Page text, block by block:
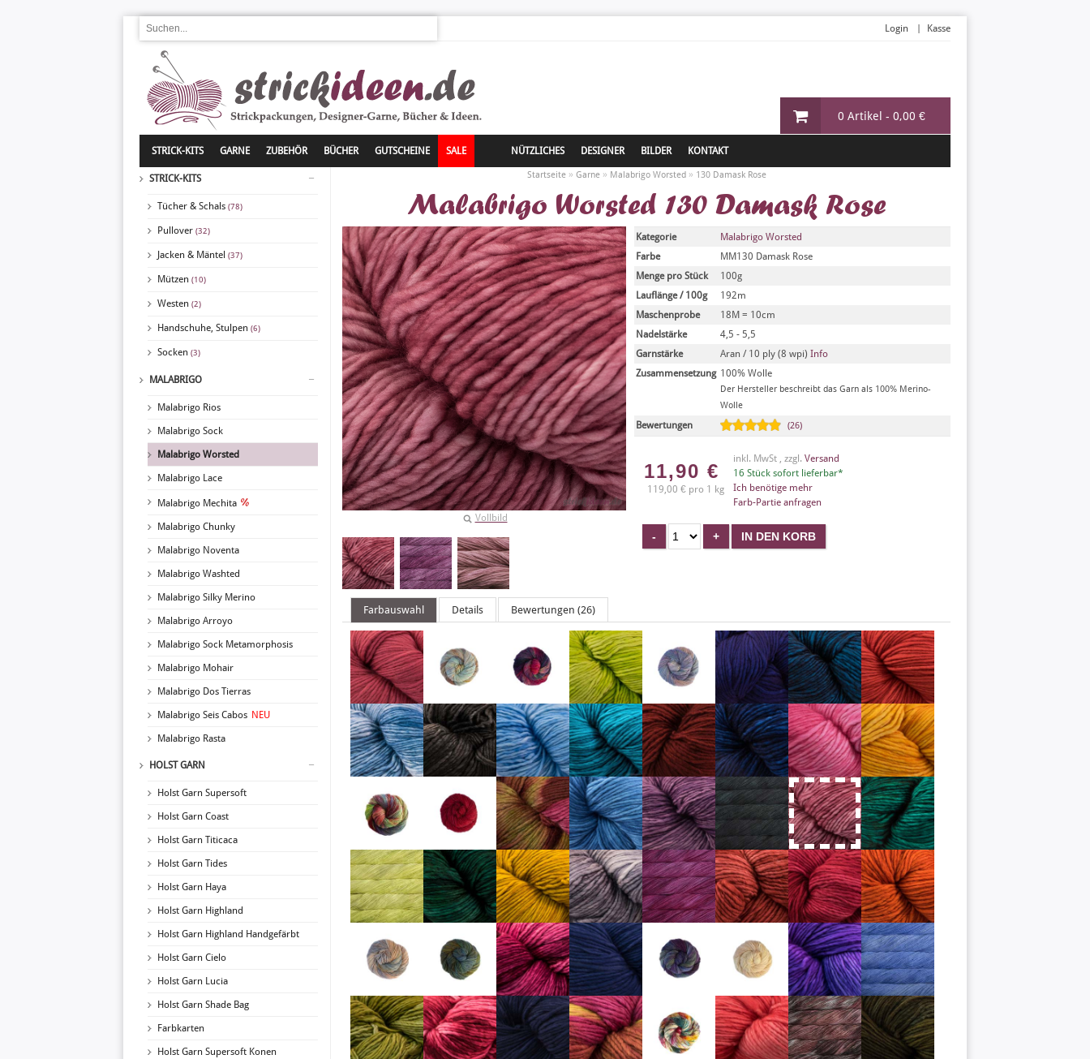
0 Artikel - 0,00 €
Login Kasse
STRICK-KITS GARNE ZUBEHÖR BÜCHER GUTSCHEINE SALE NÜTZLICHES DESIGNER BILDER KONTAKT
STRICK-KITS
Tücher & Schals (78)
Pullover (32)
Jacken & Mäntel (37)
Mützen (10)
Westen (2)
Handschuhe, Stulpen (6)
Socken (3)
MALABRIGO
Malabrigo Rios
Malabrigo Sock
Malabrigo Worsted
Malabrigo Lace
Malabrigo Mechita
Malabrigo Chunky
Malabrigo Noventa
Malabrigo Washted
Malabrigo Silky Merino
Malabrigo Arroyo
Malabrigo Sock Metamorphosis
Malabrigo Mohair
Malabrigo Dos Tierras
Malabrigo Seis Cabos NEU
Malabrigo Rasta
HOLST GARN
Holst Garn Supersoft
Holst Garn Coast
Holst Garn Titicaca
Holst Garn Tides
Holst Garn Haya
Holst Garn Highland
Holst Garn Highland Handgefärbt
Holst Garn Cielo
Holst Garn Lucia
Holst Garn Shade Bag
Farbkarten
Holst Garn Supersoft Konen
Startseite» Garne» Malabrigo Worsted» 130 Damask Rose
Malabrigo Worsted 130 Damask Rose
Vollbild
Kategorie
Malabrigo Worsted
Farbe
MM130 Damask Rose
Menge pro Stück
100g
Lauflänge / 100g
192m
Maschenprobe
18M = 10cm
Nadelstärke
4,5 - 5,5
Garnstärke
Aran / 10 ply (8 wpi) Info
Zusammensetzung 100% Wolle
Der Hersteller beschreibt das Garn als 100% Merino-
Wolle
Bewertungen (26)
11,90 €
119,00 € pro 1 kg
inkl. MwSt , zzgl. Versand
16 Stück sofort lieferbar*
Ich benötige mehr
Farb-Partie anfragen
Farbauswahl Details Bewertungen (26)